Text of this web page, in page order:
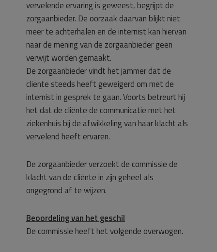
vervelende ervaring is geweest, begrijpt de
zorgaanbieder. De oorzaak daarvan blijkt niet
meer te achterhalen en de internist kan hiervan
naar de mening van de zorgaanbieder geen
verwijt worden gemaakt.
De zorgaanbieder vindt het jammer dat de
cliënte steeds heeft geweigerd om met de
internist in gesprek te gaan. Voorts betreurt hij
het dat de cliënte de communicatie met het
ziekenhuis bij de afwikkeling van haar klacht als
vervelend heeft ervaren.
De zorgaanbieder verzoekt de commissie de
klacht van de cliënte in zijn geheel als
ongegrond af te wijzen.
Beoordeling van het geschil
De commissie heeft het volgende overwogen.